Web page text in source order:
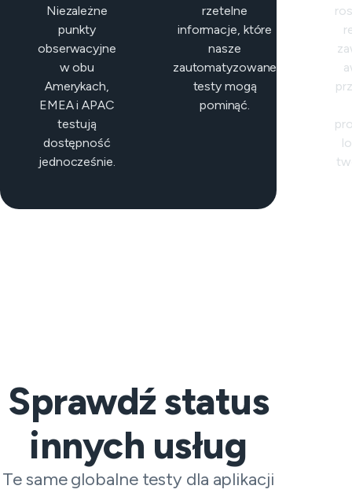
Niezależne
punkty
obserwacyjne
w obu
Amerykach,
EMEA i APAC
testują
dostępność
jednocześnie.
rzetelne
informacje, które
nasze
zautomatyzowane
testy mogą
pominąć.
Sprawdź status
innych usług
Te same globalne testy dla aplikacji